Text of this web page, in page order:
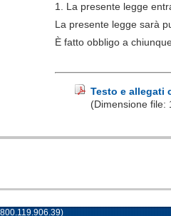
1. La presente legge
La presente legge sarà
È fatto obbligo a
Testo e allegati
(Dimensione file: